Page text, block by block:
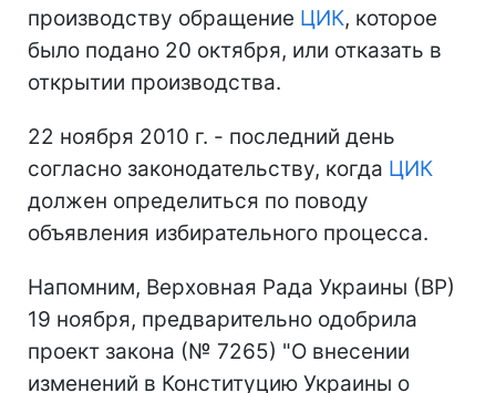
производству обращение ЦИК, которое
было подано 20 октября, или отказать в
открытии производства.
22 ноября 2010 г. - последний день
согласно законодательству, когда ЦИК
должен определиться по поводу
объявления избирательного процесса.
Напомним, Верховная Рада Украины (ВР)
19 ноября, предварительно одобрила
проект закона (№ 7265) "О внесении
изменений в Конституцию Украины о